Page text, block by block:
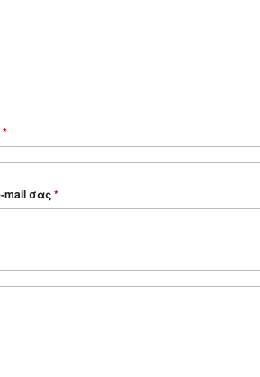
*
mail σας*